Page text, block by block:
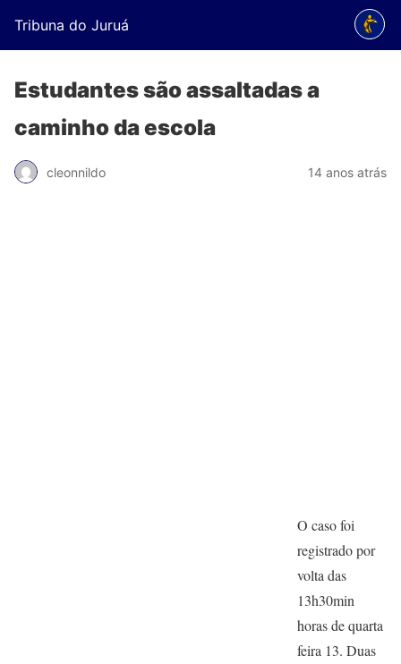
Tribuna do Juruá
Estudantes são assaltadas a
caminho da escola
cleonnildo 14 anos atrás
O caso foi
registrado por
volta das
13h30min
horas de quarta
feira 13. Duas